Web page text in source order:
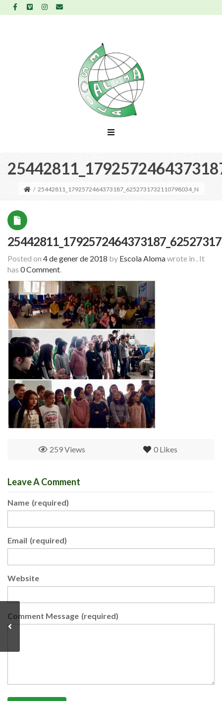
/ 25442811_1792572464373187_6252731732110798034_N
Posted on 4 de gener de 2018 by Escola Alomawrote in . It
has 0 Comment.
0 Likes
259 Views
Leave A Comment
Name (required)
Email (required)
Website
Comment Message (required)